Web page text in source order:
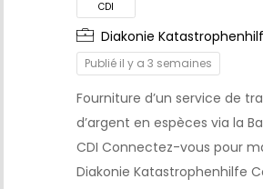
CDI
Diakonie
Publié il y a 3 semaines
Fourniture d’un service de
d’argent en espèces via la
CDI Connectez-vous pour
Diakonie Katastrophenhilfe